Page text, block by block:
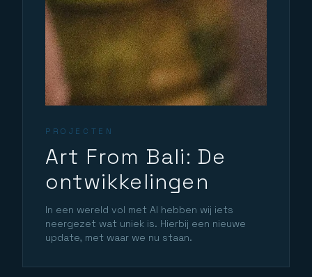
PROJECTEN
Art From Bali: De
ontwikkelingen
In een wereld vol met AI hebben wij iets
neergezet wat uniek is. Hierbij een nieuwe
update, met waar we nu staan.